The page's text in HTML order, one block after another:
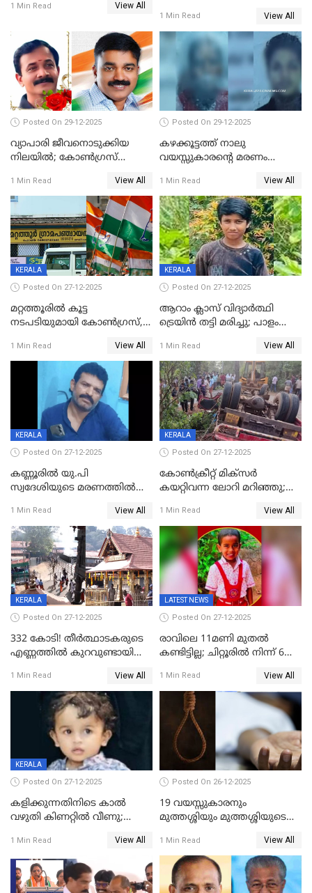
1 Min Read View All
പിഴ
1 Min Read View All
Posted On 29-12-2025
വ്യാപാരി ജീവനൊടുക്കിയ
നിലയില്‍; കോണ്‍ഗ്രസ്
മാനസികപീഡനമെന്ന് കുറിപ്പ്
1 Min Read View All
Posted On 29-12-2025
കഴക്കൂട്ടത്ത് നാലു
വയസ്സുകാരന്റെ മരണം
സുഹൃത്തും പൊലീസ്
കസ്റ്റഡിയിൽ
1 Min Read View All
KERALA
Posted On 27-12-2025
മറ്റത്തൂരിൽ കൂട്ട
നടപടിയുമായി കോണ്‍ഗ്രസ്,
എട്ട് പേര്‍ ഉള്‍പ്പെടെ
പത്തുപേരെ പുറത്താക്കി,
ചൊവ്വന്നൂരിലും നടപടി
1 Min Read View All
KERALA
Posted On 27-12-2025
ആറാം ക്ലാസ് വിദ്യാർത്ഥി
ട്രെയിൻ തട്ടി മരിച്ചു; പാളം
അപകടം മലപ്പുറത്ത്
1 Min Read View All
KERALA
Posted On 27-12-2025
കണ്ണൂരിൽ യു.പി
സ്വദേശിയുടെ മരണത്തിൽ
കേസ്; തർക്കമുണ്ടായത്
ഫേഷ്യലിന് 300 രൂപ
ആവശ്യപ്പെട്ടതിനെച്ചൊല്ലി
1 Min Read View All
KERALA
Posted On 27-12-2025
കോണ്‍ക്രീറ്റ് മിക്‌സര്‍
കയറ്റിവന്ന ലോറി മറിഞ്ഞു;
അപകടം കണ്ണൂരിൽ
1 Min Read View All
KERALA
Posted On 27-12-2025
332 കോടി! തീർത്ഥാടകരുടെ
എണ്ണത്തിൽ കുറവുണ്ടായിട്ടും
കുതിച്ചുയരുന്നു
1 Min Read View All
LATEST NEWS
Posted On 27-12-2025
രാവിലെ 11മണി മുതൽ
കണ്ടിട്ടില്ല; ചിറ്റൂരിൽ നിന്ന് 6
1 Min Read View All
KERALA
Posted On 27-12-2025
കളിക്കുന്നതിനിടെ കാൽ
വഴുതി കിണറ്റിൽ വീണു;
ദാരുണാന്ത്യം
1 Min Read View All
Posted On 26-12-2025
19 വയസ്സുകാരനും
മുത്തശ്ശിയും മുത്തശ്ശിയുടെ
മരിച്ചനിലയിൽ
1 Min Read View All